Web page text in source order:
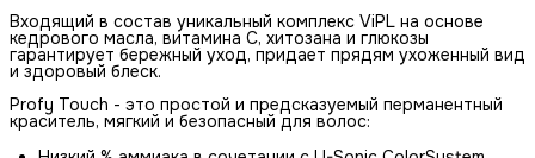
Входящий в состав уникальный комплекс ViPL на основе
кедрового масла, витамина C, хитозана и глюкозы
гарантирует бережный уход, придает прядям ухоженный вид
и здоровый блеск.
Profy Touch - это простой и предсказуемый перманентный
краситель, мягкий и безопасный для волос: